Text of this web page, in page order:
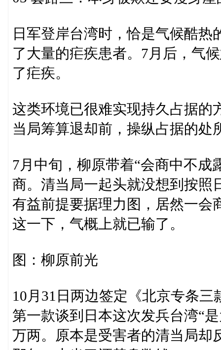
日军登岸台湾时，恰是气候酷
了大量的疟疾患者。7月后，气
了疟疾。
这类环境已很难实现持久占据的
当局筹算退却前，操纵占据的处
7月中旬，柳原带着“会商中不成
商。清当局一起头就没想到按照
有益前提要据理力图，居然一会
这一下，气概上就已输了。
图：柳原前光
10月31日两边签定《北京专条
第一款谈到日本这次发兵台湾“
万两。原本是受害者的清当局却